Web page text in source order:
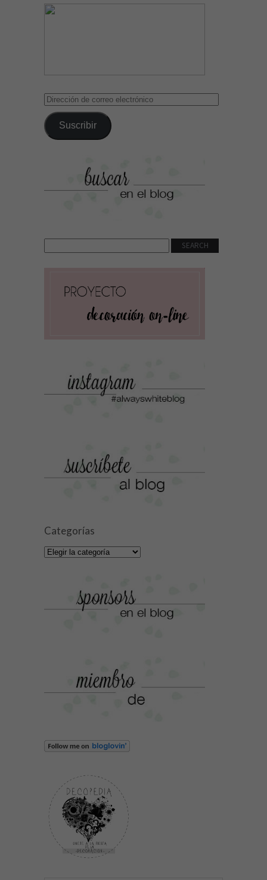
Dirección
correo
electrónico
Suscribir
Categorías
Categorías